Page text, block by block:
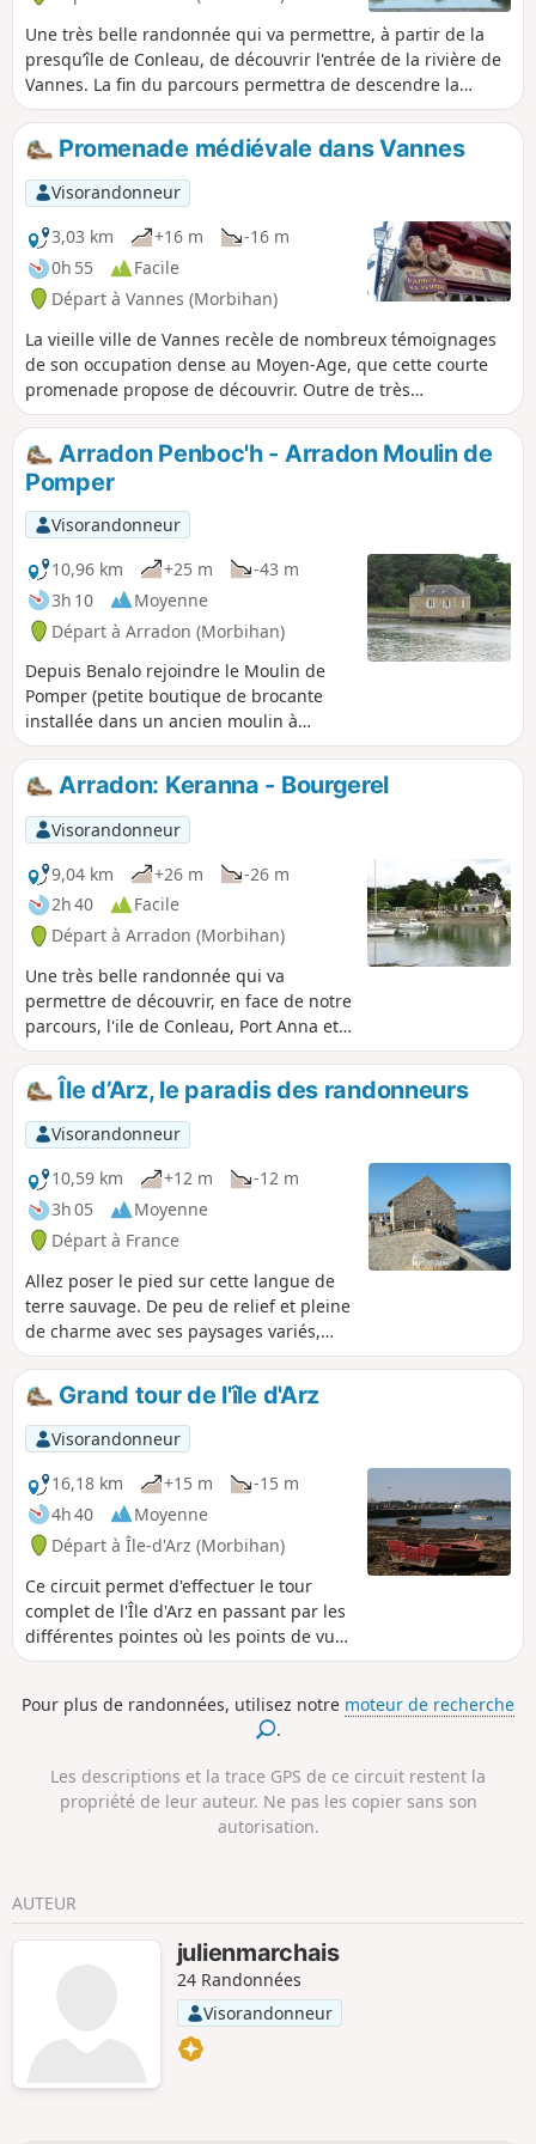
possible de s'y ennuyer.
Une très belle randonnée qui va permettre, à partir de la
presqu’île de Conleau, de découvrir l'entrée de la rivière de
Vannes. La fin du parcours permettra de descendre la
rivière du Vincin.
Promenade médiévale dans Vannes
Visorandonneur
3,03 km
+16 m
-16 m
0h 55
Facile
Départ à Vannes (Morbihan)
La vieille ville de Vannes recèle de nombreux témoignages
de son occupation dense au Moyen-Age, que cette courte
promenade propose de découvrir. Outre de très
nombreuses maisons à colombages, on pourra admirer les
anciens remparts et la Tour du Connétable, la Cathédrale
Saint-Pierre et la plus récente Église Saint-Patern, de beaux
jardins,... Au début et à la fin, le Port de Vannes et ses
bateaux de plaisance apportent une touche maritime à ce
parcours urbain.
Arradon Penboc'h - Arradon Moulin de
Pomper
Visorandonneur
10,96 km
+25 m
-43 m
3h 10
Moyenne
Départ à Arradon (Morbihan)
Depuis Benalo rejoindre le Moulin de
Pomper (petite boutique de brocante
installée dans un ancien moulin à
marée). Nous suivrons en totalité des
sentiers côtiers (GR®34, tour du golfe
du Morbihan). Vue sur la côte et les îles
du golfe: Arz, Drenec, Logodec, aux
Moines, d'Irus.
Arradon: Keranna - Bourgerel
Visorandonneur
9,04 km
+26 m
-26 m
2h 40
Facile
Départ à Arradon (Morbihan)
Une très belle randonnée qui va
permettre de découvrir, en face de notre
parcours, l'ile de Conleau, Port Anna et
l'entrée de la rivière de Vannes. La
partie dans les terres permet de
découvrir quelques belles demeures.
Île d’Arz, le paradis des randonneurs
Visorandonneur
10,59 km
+12 m
-12 m
3h 05
Moyenne
Départ à France
Allez poser le pied sur cette langue de
terre sauvage. De peu de relief et pleine
de charme avec ses paysages variés,
son village et ses anciens manoirs
patinés par le temps, l’Île d’Arz est le
paradis des promeneurs. Le sentier
côtier permet d’en faire un tour complet
et livre de superbes points de vue sur le
golfe. À la pointe du Berno, le moulin à
marée construit au XVIe siècle,
ressuscité par des bénévoles
passionnés, est aujourd’hui en état de
marche.
Grand tour de l'île d'Arz
Visorandonneur
16,18 km
+15 m
-15 m
4h 40
Moyenne
Départ à Île-d'Arz (Morbihan)
Ce circuit permet d'effectuer le tour
complet de l'Île d'Arz en passant par les
différentes pointes où les points de vue
sont très différents.Un passage par le
et l'église.
Pour plus de randonnées, utilisez notre moteur de recherche
.
Les descriptions et la trace GPS de ce circuit restent la
propriété de leur auteur. Ne pas les copier sans son
autorisation.
AUTEUR
julienmarchais
24 Randonnées
Visorandonneur